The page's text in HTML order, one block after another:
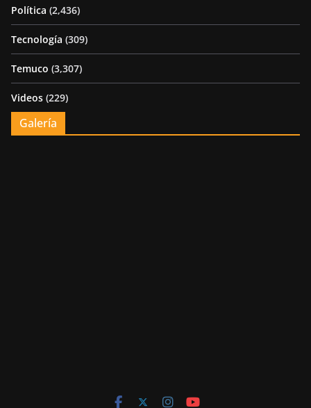
Política (2,436)
Tecnología (309)
Temuco (3,307)
Videos (229)
Galería